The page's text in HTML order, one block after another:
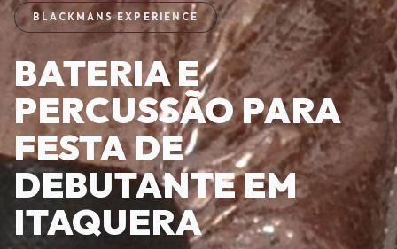
BLACKMANS EXPERIENCE
BATERIA E
PERCUSSÃO PARA
FESTA DE
DEBUTANTE EM
ITAQUERA